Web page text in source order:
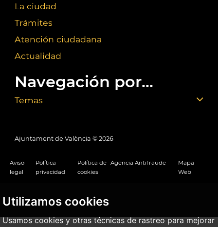
Utilizamos cookies
Usamos cookies y otras técnicas de rastreo para mejorar
La ciudad
Trámites
Atención ciudadana
Actualidad
Navegación por...
Temas
Ajuntament de València © 2026
Aviso
legal
Política
privacidad
Política de
cookies
Agencia Antifraude
Mapa
Web